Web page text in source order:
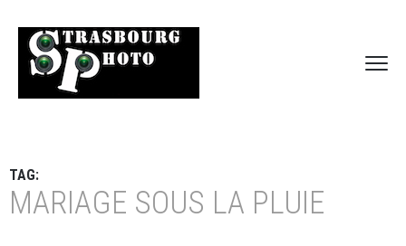
TAG:
MARIAGE SOUS LA PLUIE